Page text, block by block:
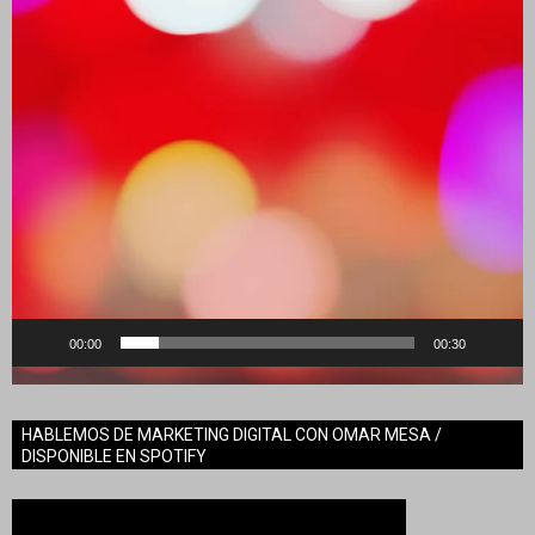
00:00 00:30
HABLEMOS DE MARKETING DIGITAL CON OMAR MESA /
DISPONIBLE EN SPOTIFY